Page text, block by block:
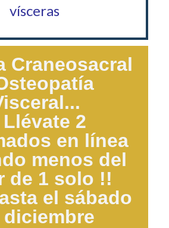
vísceras
Craneosacral
Llévate 2
en línea
menos del
de 1 solo !!
el sábado
diciembre